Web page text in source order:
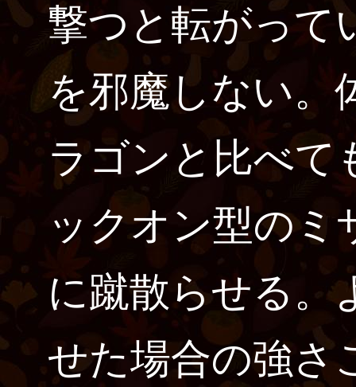
撃つと転がって
を邪魔しない。
ラゴンと比べて
ックオン型のミ
に蹴散らせる。
せた場合の強さ